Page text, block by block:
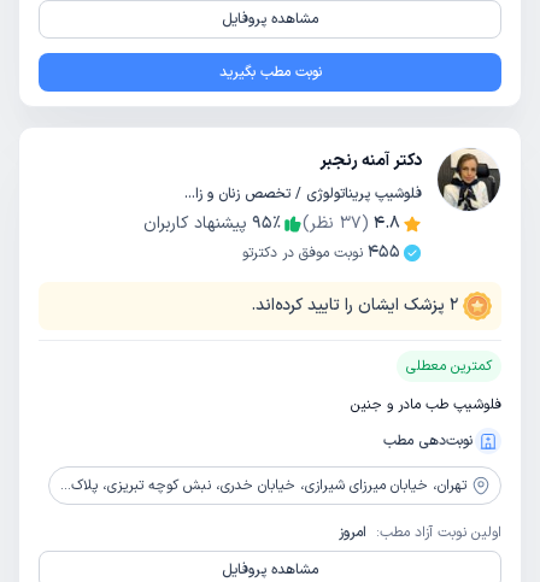
مشاهده پروفایل
نوبت مطب بگیرید
دکتر آمنه رنجبر
فلوشیپ پریناتولوژی / تخصص زنان و زایمان
4.8
(
37 نظر) 95٪
پیشنهاد کاربران
455 نوبت موفق در دکترتو
2 پزشک ایشان را تایید کرده‌اند.
کمترین معطلی
فلوشیپ طب مادر و جنین
نوبت‌دهی مطب
تهران، خیابان میرزای شیرازی، خیابان خدری، نبش کوچه تبریزی، پلاک دوم ، طبقه اول ، واحد دوم
اولین نوبت آزاد مطب: امروز
مشاهده پروفایل